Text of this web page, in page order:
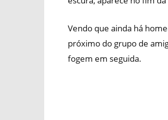
Vendo que ainda há
próximo do grupo de
fogem em seguida.